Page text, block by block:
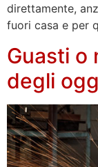
direttamente,
fuori casa e per
Guasti o
degli